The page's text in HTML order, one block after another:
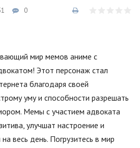
0
мир мемов аниме с
Этот персонаж стал
благодаря своей
уму и способности разрешать
Мемы с участием адвоката
улучшат настроение и
весь день. Погрузитесь в мир